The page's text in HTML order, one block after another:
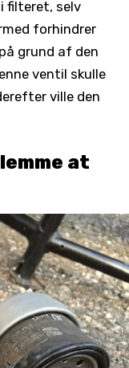
filteret, selv
forhindrer
grund af den
ventil skulle
ville den
at